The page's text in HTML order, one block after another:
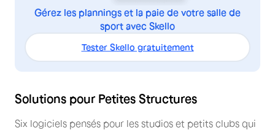
Gérez les plannings et la paie de votre salle de
sport avec Skello
Tester Skello gratuitement
Solutions pour Petites Structures
Six logiciels pensés pour les studios et petits clubs qui